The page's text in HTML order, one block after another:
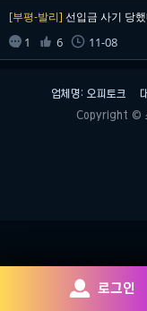
[부평-발리] 선입금 사기 당
 1  6  11-08
업체명: 오피토크
Copyright ©
 로그인